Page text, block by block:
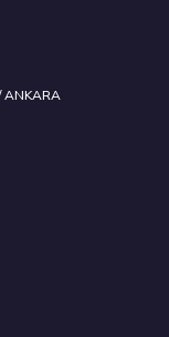
ANKARA